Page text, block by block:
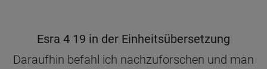
Esra 4 19 in der Einheitsübersetzung
Daraufhin befahl ich nachzuforschen und man